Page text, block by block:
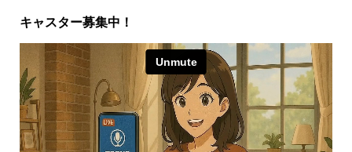
キャスター募集中！